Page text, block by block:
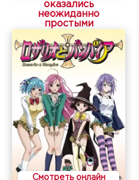
оказались
неожиданно
простыми
Смотреть онлайн